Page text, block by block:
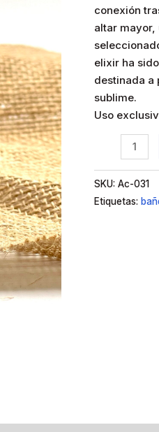
conexión
altar
elixir ha
destinada a
sublime.
Uso
SKU:Ac-031
Etiquetas: